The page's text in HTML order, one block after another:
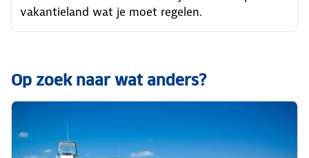
vakantieland wat je moet regelen.
Op zoek naar wat anders?